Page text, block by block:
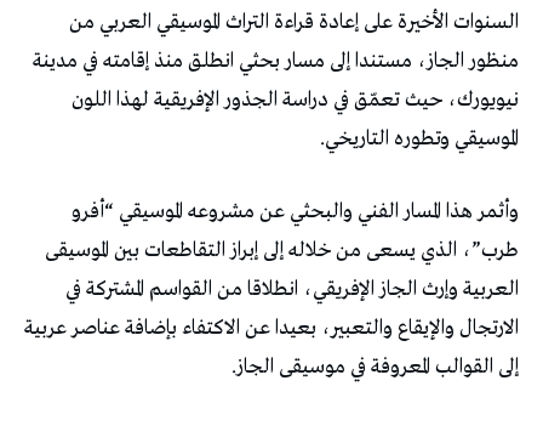
السنوات الأخيرة على إعادة قراءة التراث الموسيقي العربي من
منظور الجاز، مستندا إلى مسار بحثي انطلق منذ إقامته في مدينة
نيويورك، حيث تعمّق في دراسة الجذور الإفريقية لهذا اللون
الموسيقي وتطوره التاريخي.
وأثمر هذا المسار الفني والبحثي عن مشروعه الموسيقي “أفرو
طرب”، الذي يسعى من خلاله إلى إبراز التقاطعات بين الموسيقى
العربية وإرث الجاز الإفريقي، انطلاقا من القواسم المشتركة في
الارتجال والإيقاع والتعبير، بعيدا عن الاكتفاء بإضافة عناصر عربية
إلى القوالب المعروفة في موسيقى الجاز.